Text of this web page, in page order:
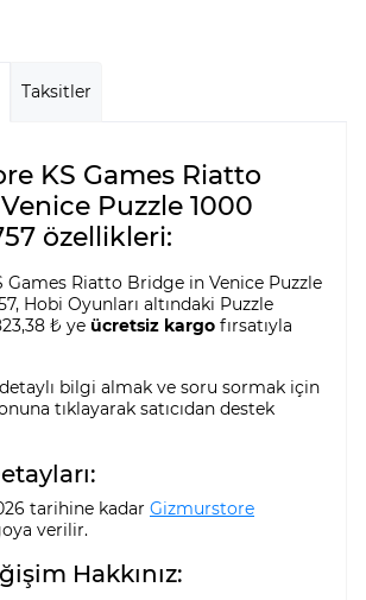
Taksitler
KS Games Riatto
Puzzle 1000
özellikleri:
Riatto Bridge in Venice Puzzle
Hobi Oyunları altındaki Puzzle
₺ ye ücretsiz kargo fırsatıyla
bilgi almak ve soru sormak için
tıklayarak satıcıdan destek
tarihine kadar Gizmurstore
verilir.
Hakkınız: